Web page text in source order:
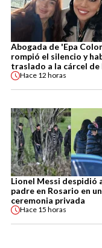
Abogada de 'Epa
rompió el silencio y
traslado a la cárcel de
Hace 12 horas
Lionel Messi despidió
padre en Rosario en
ceremonia privada
Hace 15 horas